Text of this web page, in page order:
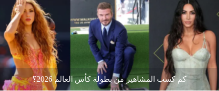
كم كسب المشاهير من بطولة كأس العالم 2026؟